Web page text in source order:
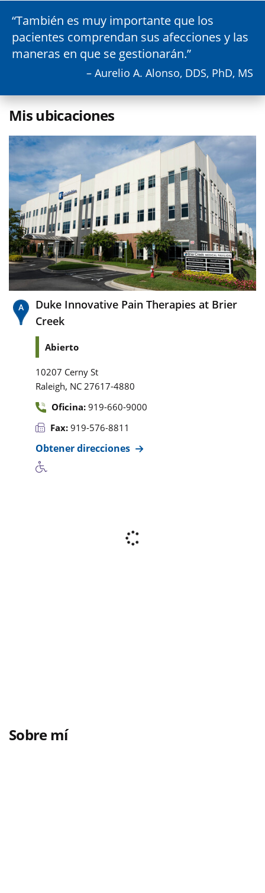
También es muy importante que los
pacientes comprendan sus afecciones y las
maneras en que se gestionarán.
– Aurelio A. Alonso, DDS, PhD, MS
Mis ubicaciones
Duke Innovative Pain Therapies at Brier
Creek
Abierto
10207 Cerny St
Raleigh, NC 27617-4880
Oficina: 919-660-9000
Fax: 919-576-8811
Obtener direcciones
Sobre mí